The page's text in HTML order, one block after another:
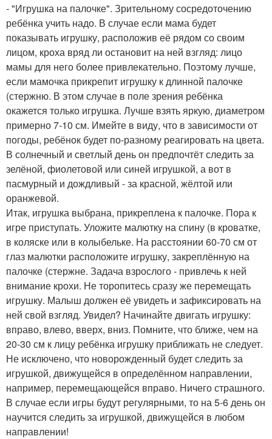
- "Игрушка на палочке". Зрительному сосредоточению
ребёнка учить надо. В случае если мама будет
показывать игрушку, расположив её рядом со своим
лицом, кроха вряд ли остановит на ней взгляд: лицо
мамы для него более привлекательно. Поэтому лучше,
если мамочка прикрепит игрушку к длинной палочке
(стержню. В этом случае в поле зрения ребёнка
окажется только игрушка. Лучше взять яркую, диаметром
примерно 7-10 см. Имейте в виду, что в зависимости от
погоды, ребёнок будет по-разному реагировать на цвета.
В солнечный и светлый день он предпочтёт следить за
зелёной, фиолетовой или синей игрушкой, а вот в
пасмурный и дождливый - за красной, жёлтой или
оранжевой.
Итак, игрушка выбрана, прикреплена к палочке. Пора к
игре приступать. Уложите малютку на спину (в кроватке,
в коляске или в колыбельке. На расстоянии 60-70 см от
глаз малютки расположите игрушку, закреплённую на
палочке (стержне. Задача взрослого - привлечь к ней
внимание крохи. Не торопитесь сразу же перемещать
игрушку. Малыш должен её увидеть и зафиксировать на
ней свой взгляд. Увидел? Начинайте двигать игрушку:
вправо, влево, вверх, вниз. Помните, что ближе, чем на
20-30 см к лицу ребёнка игрушку приближать не следует.
Не исключено, что новорожденный будет следить за
игрушкой, движущейся в определённом направлении,
например, перемещающейся вправо. Ничего страшного.
В случае если игры будут регулярными, то на 5-6 день он
научится следить за игрушкой, движущейся в любом
направлении!